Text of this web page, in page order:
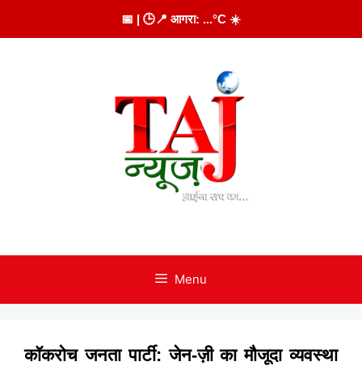
to
📅 | 🕒📍 आगरा: ...°C ☀️
Menu
कॉकरोच जनता पार्टी: जेन-ज़ी का मौजूदा व्यवस्था